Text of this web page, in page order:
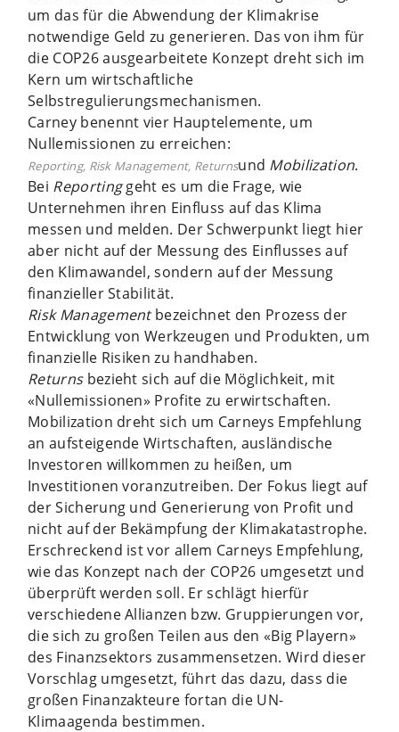
um das für die Abwendung der Klimakrise
notwendige Geld zu generieren. Das von ihm für
die COP26 ausgearbeitete Konzept dreht sich im
Kern um wirtschaftliche
Selbstregulierungsmechanismen.
Carney benennt vier Hauptelemente, um
Nullemissionen zu erreichen:
Reporting, Risk Management, Returnsund Mobilization.
Bei Report­inggeht es um die Frage, wie
Unternehmen ihren Einfluss auf das Klima
messen und melden. Der Schwerpunkt liegt hier
aber nicht auf der Messung des Einflusses auf
den Klimawandel, sondern auf der Messung
finanzieller Stabilität.
Risk Managementbezeichnet den Prozess der
Entwicklung von Werkzeugen und Produkten, um
finanzielle Risiken zu handhaben.
Returnsbezieht sich auf die Möglichkeit, mit
«Nullemissionen» Profite zu erwirtschaften.
Mobilization dreht sich um Carneys Empfehlung
an aufsteigende Wirtschaften, ausländische
Investoren willkommen zu heißen, um
Investitionen voranzutreiben. Der Fokus liegt auf
der Sicherung und Generierung von Profit und
nicht auf der Bekämpfung der Klimakatastrophe.
Erschreckend ist vor allem Carneys Empfehlung,
wie das Konzept nach der COP26 umgesetzt und
überprüft werden soll. Er schlägt hierfür
verschiedene Allianzen bzw. Gruppierungen vor,
die sich zu großen Teilen aus den «Big Playern»
des Finanzsektors zusammensetzen. Wird dieser
Vorschlag umgesetzt, führt das dazu, dass die
großen Finanzakteure fortan die UN-
Klimaagenda bestimmen.